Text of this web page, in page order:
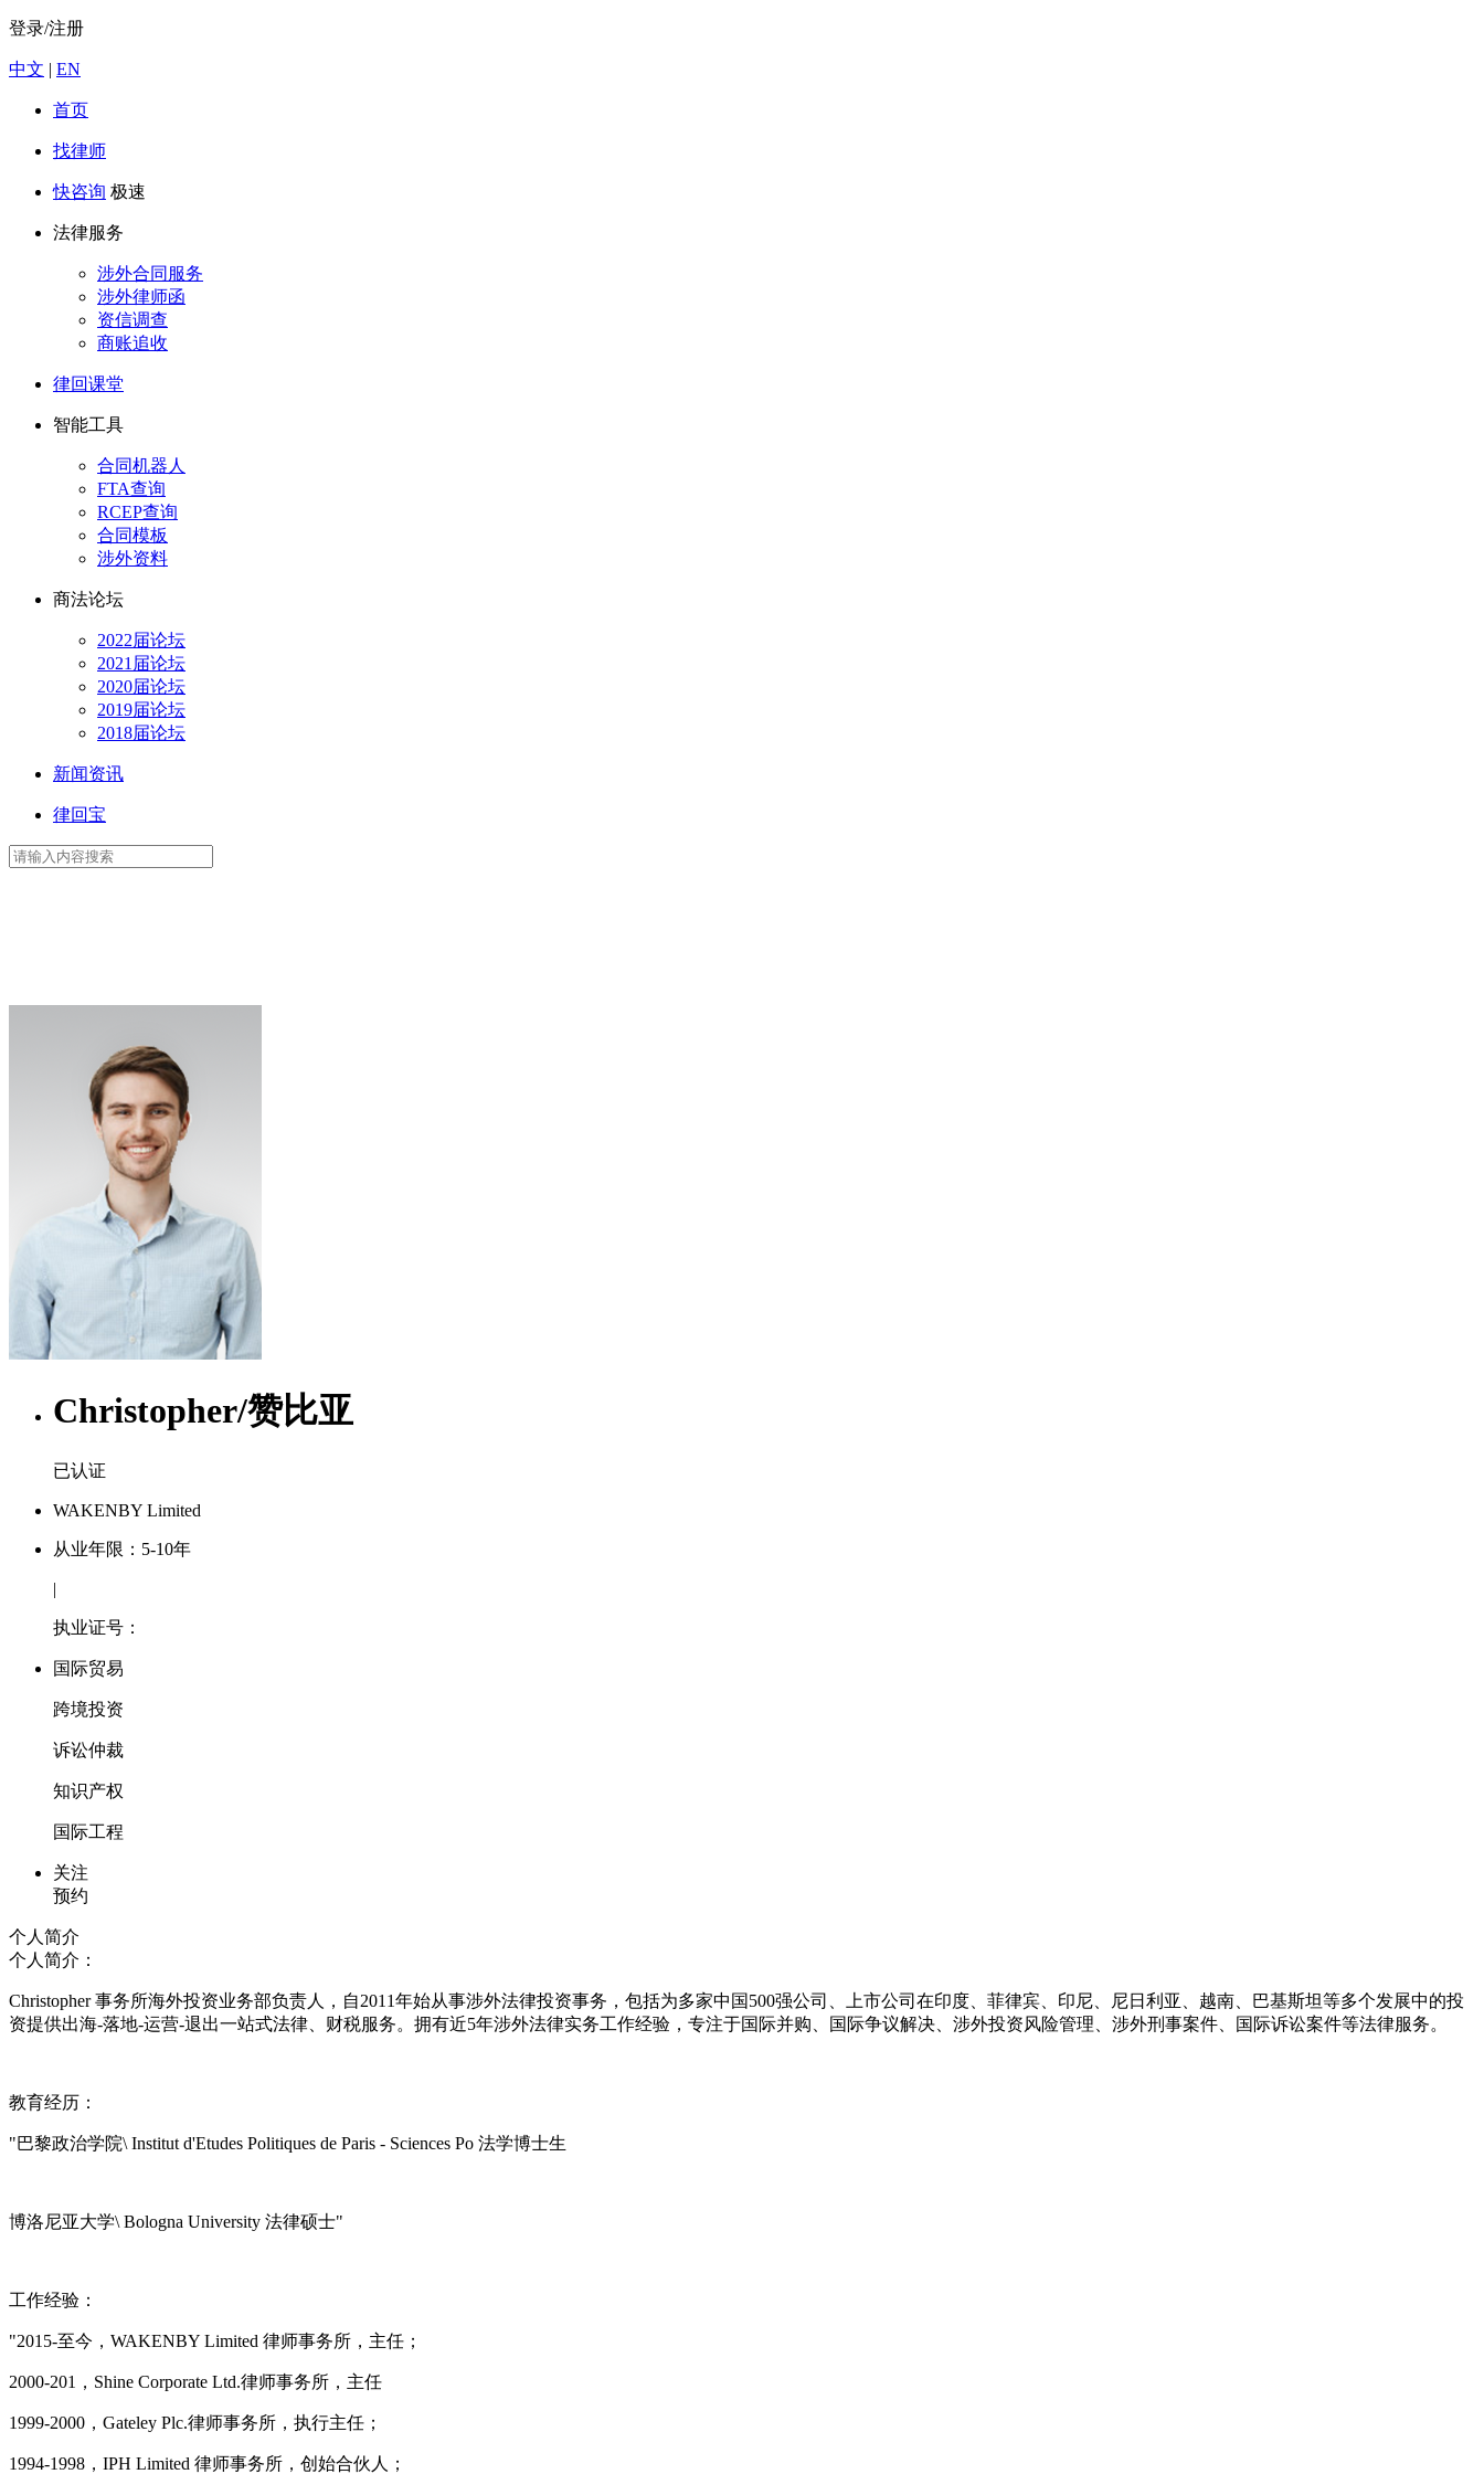
登录/注册
中文 | EN
首页
找律师
快咨询 极速
法律服务
涉外合同服务
涉外律师函
资信调查
商账追收
律回课堂
智能工具
合同机器人
FTA查询
RCEP查询
合同模板
涉外资料
商法论坛
2022届论坛
2021届论坛
2020届论坛
2019届论坛
2018届论坛
新闻资讯
律回宝
Christopher/赞比亚
已认证
WAKENBY Limited
从业年限：5-10年
|
执业证号：
国际贸易
跨境投资
诉讼仲裁
知识产权
国际工程
关注
预约
个人简介
个人简介：
Christopher 事务所海外投资业务部负责人，自2011年始从事涉外法律投资事务，包括为多家中国500强公司、上市公司在印度、菲律宾、印尼、尼日利亚、越南、巴基斯坦等多个发展中的投
资提供出海-落地-运营-退出一站式法律、财税服务。拥有近5年涉外法律实务工作经验，专注于国际并购、国际争议解决、涉外投资风险管理、涉外刑事案件、国际诉讼案件等法律服务。
教育经历：
"巴黎政治学院\ Institut d'Etudes Politiques de Paris - Sciences Po 法学博士生
博洛尼亚大学\ Bologna University 法律硕士"
工作经验：
"2015-至今，WAKENBY Limited 律师事务所，主任；
2000-201，Shine Corporate Ltd.律师事务所，主任
1999-2000，Gateley Plc.律师事务所，执行主任；
1994-1998，IPH Limited 律师事务所，创始合伙人；